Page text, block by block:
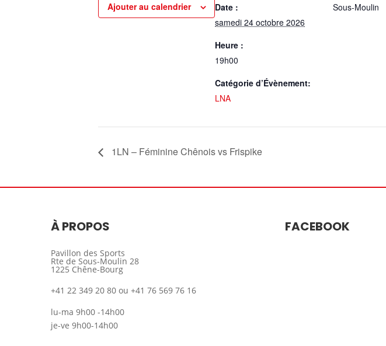
Ajouter au calendrier
Date :
samedi 24 octobre 2026
Heure :
19h00
Catégorie d’Évènement:
LNA
Sous-Moulin
1LN – Féminine Chênois vs Frispike
À PROPOS
Pavillon des Sports
Rte de Sous-Moulin 28
1225 Chêne-Bourg
+41 22 349 20 80 ou +41 76 569 76 16
lu-ma 9h00 -14h00
je-ve 9h00-14h00
FACEBOOK